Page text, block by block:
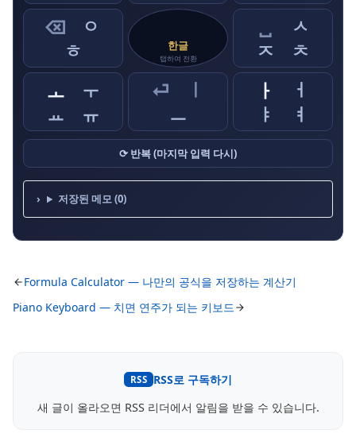
⌫
ㅇ
ㅎ
␣
ㅅ
ㅈ
ㅊ
ㅗ
ㅜ
ㅛ
ㅠ
⏎
ㅣ
ㅡ
ㅏ
ㅓ
ㅑ
ㅕ
한글
탭하여 전환
⟳ 반복 (마지막 입력 다시)
저장된 메모 (0)
Formula Calculator — 나만의 공식을 저장하는 계산기
Piano Keyboard — 치면 연주가 되는 키보드
RSS
RSS로 구독하기
새 글이 올라오면 RSS 리더에서 알림을 받을 수 있습니다.